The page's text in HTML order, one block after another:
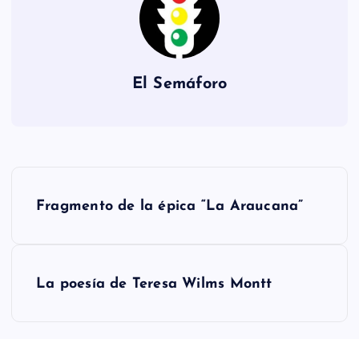
El Semáforo
Fragmento de la épica “La Araucana”
La poesía de Teresa Wilms Montt